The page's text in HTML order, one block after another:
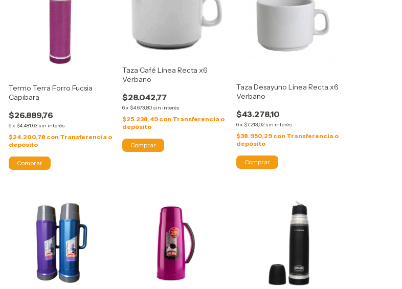
Termo Terra Forro Fucsia
Capibara
$26.889,76
6x $4.481,63 sin interés
$24.200,78 con Transferencia o
depósito
Taza Café Línea Recta x6
Verbano
$28.042,77
6x $4.673,80 sin interés
$25.238,49 con Transferencia o
depósito
Taza Desayuno Línea Recta x6
Verbano
$43.278,10
6x $7.213,02 sin interés
$38.950,29 con Transferencia o
depósito